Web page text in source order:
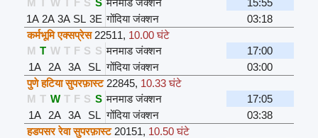
1A 2A 3A SL 3E गोंदिया जंक्शन
03:18
कर्मभूमि एक्सप्रेस 22511, 10.00 घंटे
M T W T F S S मनमाड जंक्शन
17:00
1A
2A 3A SL गोंदिया जंक्शन
03:00
पुणे हटिया सुपरफ़ास्ट 22845, 10.33 घंटे
M T W T F S S मनमाड जंक्शन
17:05
1A
2A 3A SL गोंदिया जंक्शन
03:38
हडपसर रेवा सुपरफ़ास्ट 20151, 10.50 घंटे